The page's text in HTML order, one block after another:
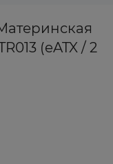
(eATX / 2